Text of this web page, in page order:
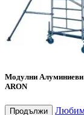
Модулни Алуминиеви
ARON
Продължи